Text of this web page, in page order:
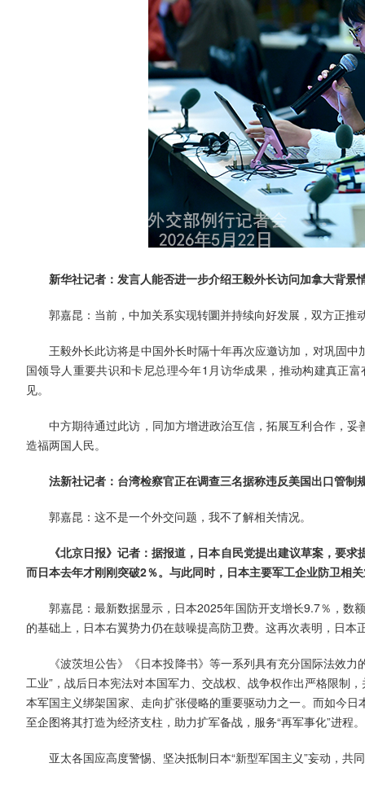
新华社记者：发言人能否进一步介绍王毅外长访问加拿大背景
郭嘉昆：当前，中加关系实现转圜并持续向好发展，双方正推
王毅外长此访将是中国外长时隔十年再次应邀访加，对巩固
国领导人重要共识和卡尼总理今年1月访华成果，推动构建真正
见。
中方期待通过此访，同加方增进政治互信，拓展互利合作，
造福两国人民。
法新社记者：台湾检察官正在调查三名据称违反美国出口管
郭嘉昆：这不是一个外交问题，我不了解相关情况。
《北京日报》记者：据报道，日本自民党提出建议草案，要
而日本去年才刚刚突破2％。与此同时，日本主要军工企业防卫相
郭嘉昆：最新数据显示，日本2025年国防开支增长9.7％，数
的基础上，日本右翼势力仍在鼓噪提高防卫费。这再次表明，日本
《波茨坦公告》《日本投降书》等一系列具有充分国际法效
工业”，战后日本宪法对本国军力、交战权、战争权作出严格限制
本军国主义绑架国家、走向扩张侵略的重要驱动力之一。而如今
至企图将其打造为经济支柱，助力扩军备战，服务“再军事化”进程。
亚太各国应高度警惕、坚决抵制日本“新型军国主义”妄动，共